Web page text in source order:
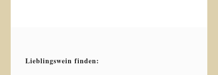
Lieblingswein finden: